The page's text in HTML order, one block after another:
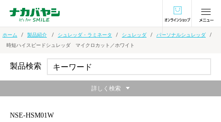
オンラインショ
ホーム 製品紹介 シュレッダ・ラミネータ シュレッダ
パーソナルシュレッダ
時短ハイスピードシュレッダ マイクロカット／ホワイト
NSE-HSM01W
製品検索
詳しく検索